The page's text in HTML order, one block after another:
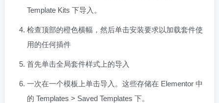
Template Kits 下导入。
检查顶部的橙色横幅，然后单击安装要求以加载套件使
用的任何插件
首先单击全局套件样式上的导入
一次在一个模板上单击导入。这些存储在 Elementor 中
的 Templates > Saved Templates 下。